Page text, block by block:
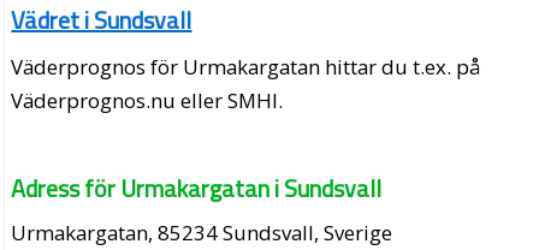
Vädret i Sundsvall
Väderprognos för Urmakargatan hittar du t.ex. på
Väderprognos.nu eller SMHI.
Adress för Urmakargatan i Sundsvall
Urmakargatan, 85234 Sundsvall, Sverige